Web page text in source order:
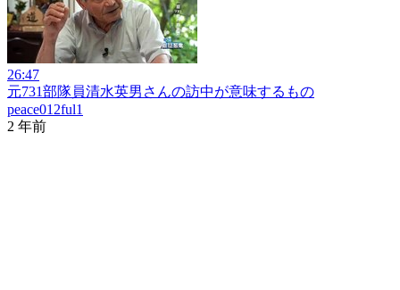
26:47
元731部隊員清水英男さんの訪中が意味するもの
peace012ful1
2 年前